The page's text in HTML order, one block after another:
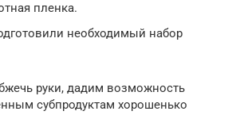
пленка.
необходимый набор
руки, дадим возможность
субпродуктам хорошенько